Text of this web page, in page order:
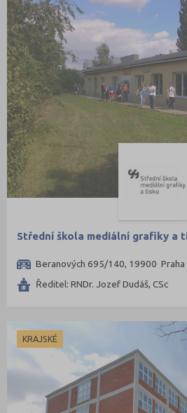
Střední škola mediální grafiky a
Beranových 695/140, 19900 Praha
Ředitel: RNDr. Jozef Dudáš, CSc
KRAJSKÉ